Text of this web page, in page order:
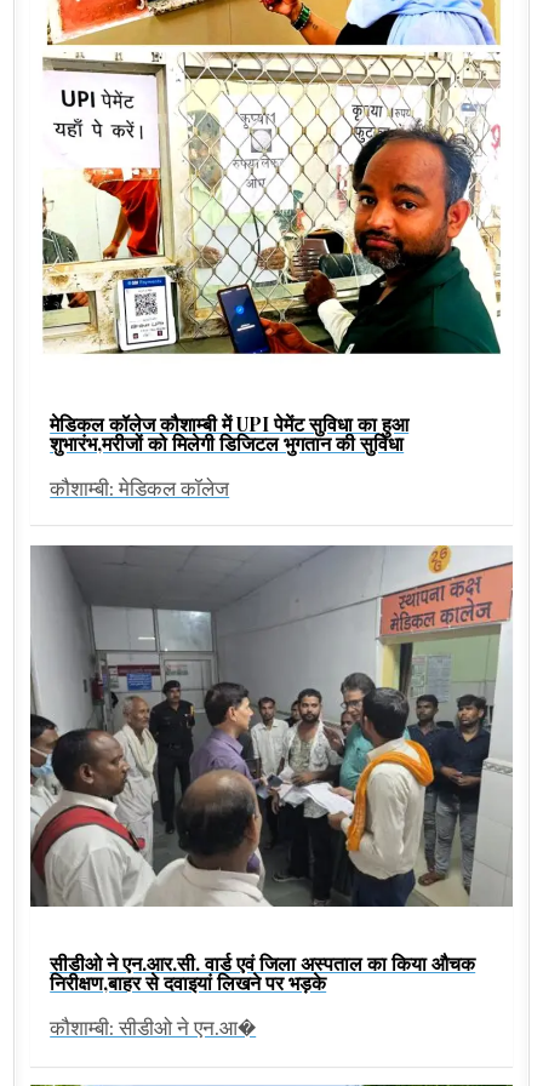
मेडिकल कॉलेज कौशाम्बी में UPI पेमेंट सुविधा का हुआ
शुभारंभ,मरीजों को मिलेगी डिजिटल भुगतान की सुविधा
कौशाम्बी: मेडिकल कॉलेज
सीडीओ ने एन.आर.सी. वार्ड एवं जिला अस्पताल का किया औचक
निरीक्षण,बाहर से दवाइयां लिखने पर भड़के
कौशाम्बी: सीडीओ ने एन.आ�